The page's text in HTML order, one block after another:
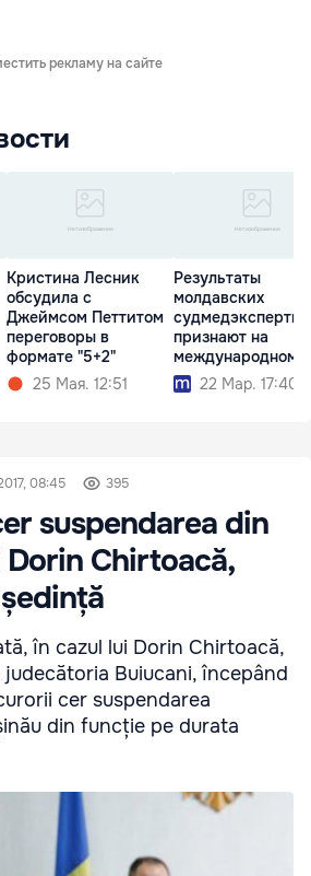
рекламу на сайте
Кристина Лесник
обсудила с
Джеймсом Петтитом
переговоры в
формате "5+2"
25 Мая. 12:51
Результаты
молдавских
судмедэкспертиз
признают на
международном
уровне22 Мар. 17:40
08:45 395
suspendarea din
Chirtoacă,
în cazul lui Dorin Chirtoacă,
Buiucani, începând
cer suspendarea
din funcție pe durata